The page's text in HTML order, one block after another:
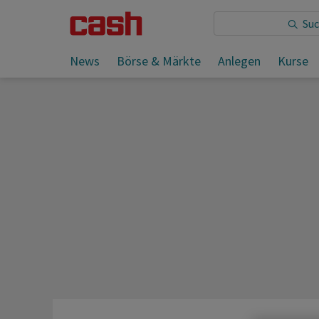
News Börse & Märkte Anlegen Kurse
Sie lesen: